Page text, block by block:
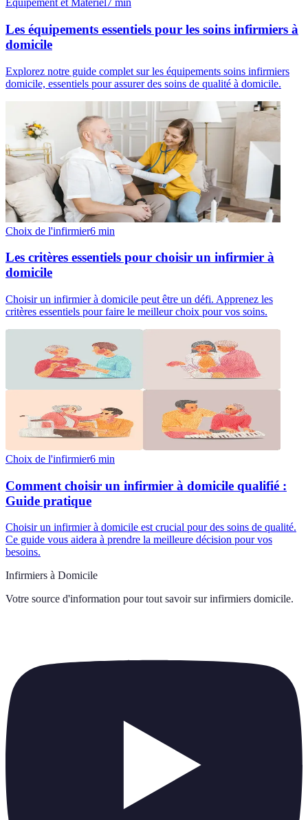
Équipement et Matériel 7 min
Les équipements essentiels pour les soins infirmiers à
domicile
Explorez notre guide complet sur les équipements soins infirmiers
domicile, essentiels pour assurer des soins de qualité à domicile.
Choix de l'infirmier6 min
Les critères essentiels pour choisir un infirmier à
domicile
Choisir un infirmier à domicile peut être un défi. Apprenez les
critères essentiels pour faire le meilleur choix pour vos soins.
Choix de l'infirmier6 min
Comment choisir un infirmier à domicile qualifié :
Guide pratique
Choisir un infirmier à domicile est crucial pour des soins de qualité.
Ce guide vous aidera à prendre la meilleure décision pour vos
besoins.
Infirmiers à Domicile
Votre source d'information pour tout savoir sur infirmiers domicile.